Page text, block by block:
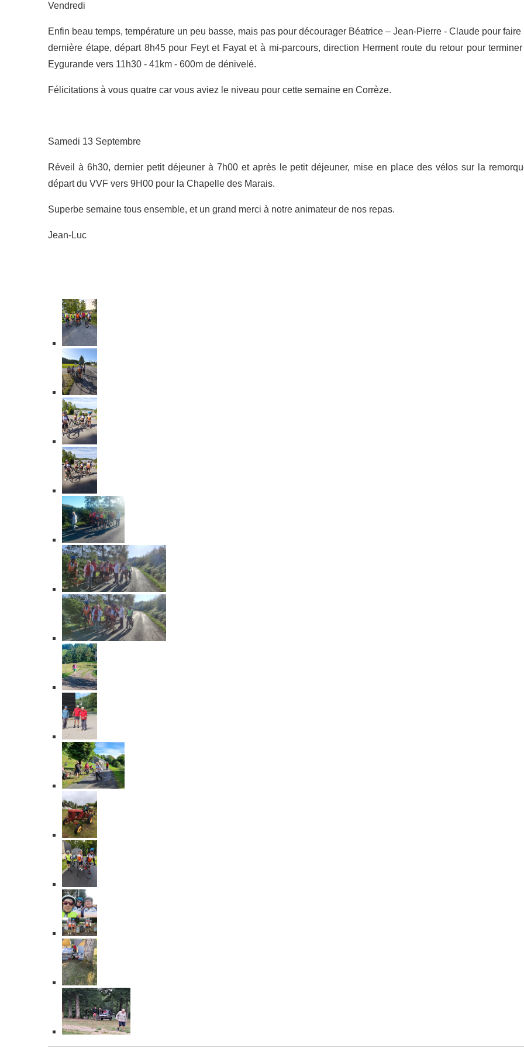
Vendredi
Enfin beau temps, température un peu basse, mais pas pour décourager Béatrice – Jean-Pierre - Claude pour faire
dernière étape, départ 8h45 pour Feyt et Fayat et à mi-parcours, direction Herment route du retour pour
Eygurande vers 11h30 - 41km - 600m de dénivelé.
Félicitations à vous quatre car vous aviez le niveau pour cette semaine en Corrèze.
Samedi 13 Septembre
Réveil à 6h30, dernier petit déjeuner à 7h00 et après le petit déjeuner, mise en place des vélos sur la
départ du VVF vers 9H00 pour la Chapelle des Marais.
Superbe semaine tous ensemble, et un grand merci à notre animateur de nos repas.
Jean-Luc